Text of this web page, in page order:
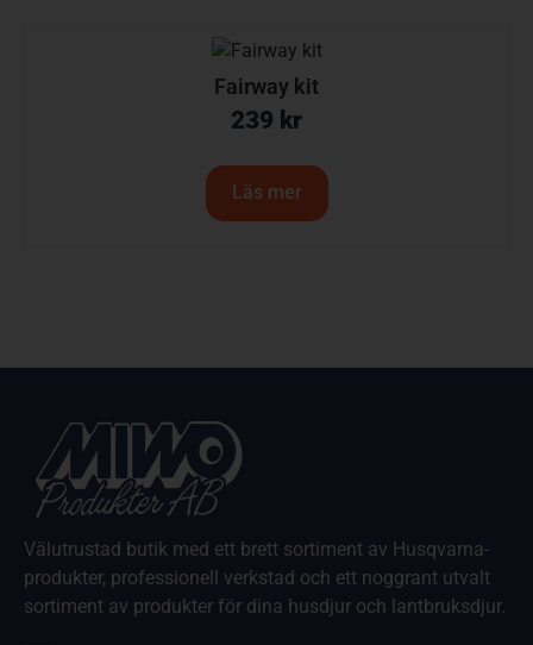
Fairway kit
239 kr
Läs mer
Välutrustad butik med ett brett sortiment av Husqvarna-
produkter, professionell verkstad och ett noggrant utvalt
sortiment av produkter för dina husdjur och lantbruksdjur.